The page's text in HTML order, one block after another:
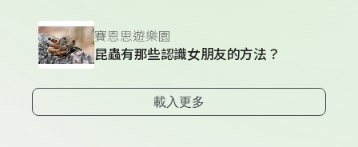
賽恩思遊樂園
昆蟲有那些認識女朋友的方法？
載入更多